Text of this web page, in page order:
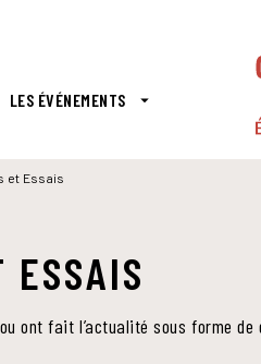
LES ÉVÉNEMENTS arrow_drop_down
et Essais
ESSAIS
ont fait l’actualité sous forme